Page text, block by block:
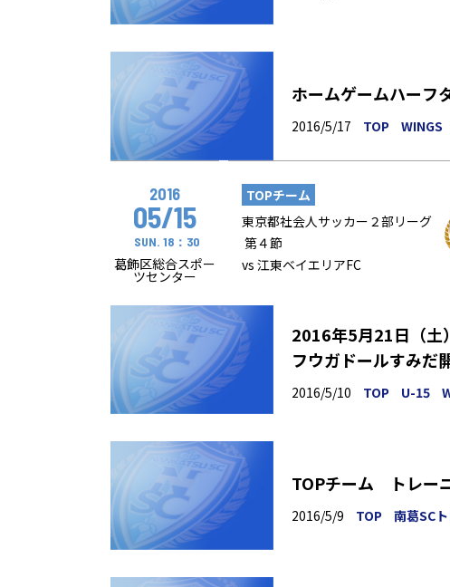
ホームゲームハーフ
2016/5/17 TOP WINGS
2016
05/15
SUN. 18：30
葛飾区総合スポー
ツセンター
TOPチーム
東京都社会人サッカー２部リーグ
第４節
vs 江東ベイエリアFC
2016年5月21日（
フウガドールすみだ
2016/5/10 TOP U-15
TOPチーム トレー
2016/5/9 TOP 南葛SC